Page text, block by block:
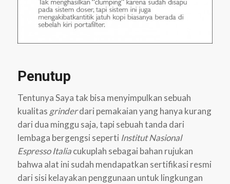
Penutup
Tentunya Saya tak bisa menyimpulkan sebuah
kualitas grinderdari pemakaian yang hanya kurang
dari dua minggu saja, tapi sebuah tanda dari
lembaga bergengsi seperti Institut Nasional
Espresso Italiacukuplah sebagai bahan rujukan
bahwa alat ini sudah mendapatkan sertifikasi resmi
dari sisi kelayakan penggunaan untuk lingkungan